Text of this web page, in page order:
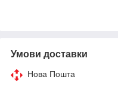
Умови доставки
Нова Пошта